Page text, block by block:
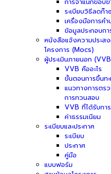
ระเบียบวิธีลดก๊า
เครื่องมือการค
ข้อมูลประกอบก
หนังสือแจ้งความประส
โครงการ (Mocs)
ผู้ประเมินภายนอก
VVB คืออะไร
ขั้นตอนการขึ้นท
แนวทางการตร
การทวนสอบ
VVB ที่ได้รับกา
ค่าธรรมเนียม
ระเบียบและประกาศ
ระเบียบ
ประกาศ
คู่มือ
แบบฟอร์ม